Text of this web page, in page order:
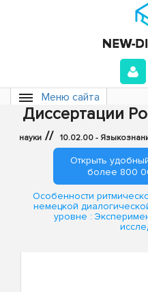
Меню сайта
Диссертации
науки // 10.02.00 -
Открыть
более 800
Особенности
немецкой
уровне :